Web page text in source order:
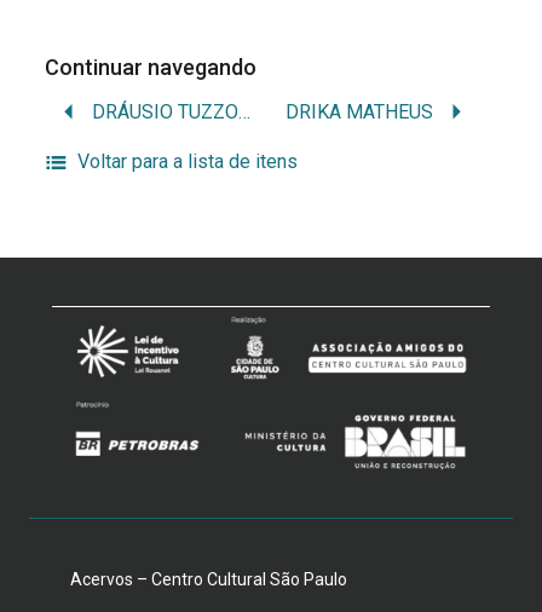
Continuar navegando
DRÁUSIO TUZZOLO DRIKA MATHEUS
Voltar para a lista de itens
Acervos – Centro Cultural São Paulo